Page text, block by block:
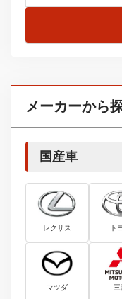
メーカーから
国産車
レクサス ト
マツダ 三